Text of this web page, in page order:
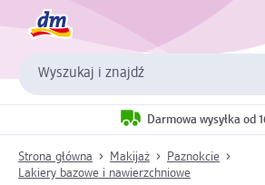
Wyszukaj i znajdź
Darmowa wysyłka od
Strona główna Makijaż
Paznokcie
Lakiery bazowe i nawierzchniowe